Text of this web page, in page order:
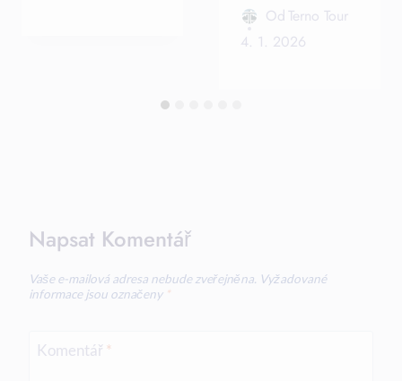
Od Terno Tour
4. 1. 2026
Napsat Komentář
Vaše e-mailová adresa nebude zveřejněna. Vyžadované
informace jsou označeny *
Komentář *